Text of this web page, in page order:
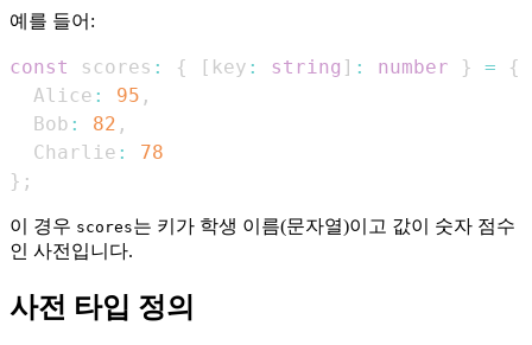
예를 들어:
const scores : { [ key : string ] : number } =
{
Alice : 95 ,
Bob : 82 ,
Charlie :
78
} ;
이 경우 scores는 키가 학생 이름(문자열)이고 값이 숫자 점수
인 사전입니다.
사전 타입 정의